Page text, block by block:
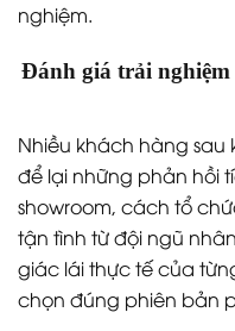
nghiệm.
Đánh giá trải
Nhiều khách hàng sau
để lại những phản hồi
showroom, cách tổ
tận tình từ đội ngũ
giác lái thực tế của
chọn đúng phiên bản